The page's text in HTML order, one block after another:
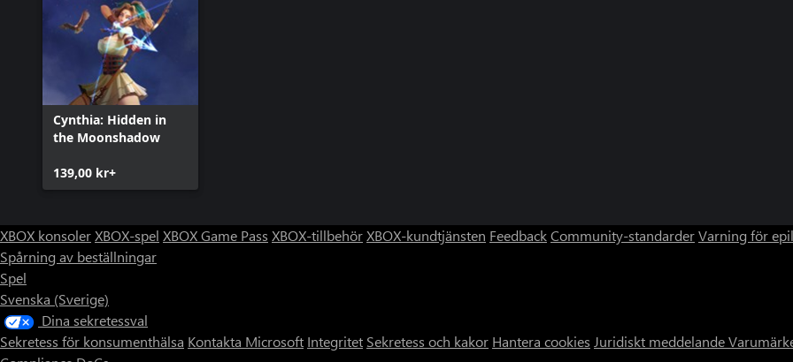
Cynthia: Hidden in
the Moonshadow
139,00 kr+
XBOX konsolerXBOX-spel XBOX Game Pass XBOX-tillbehörXBOX-kundtjänsten FeedbackCommunity-standarderVarning för
Spårning av beställningar
Spel
Svenska (Sverige)
Dina sekretessval
Sekretess för konsumenthälsa Kontakta Microsoft Integritet Sekretess och kakor Hantera cookies Juridiskt meddelande